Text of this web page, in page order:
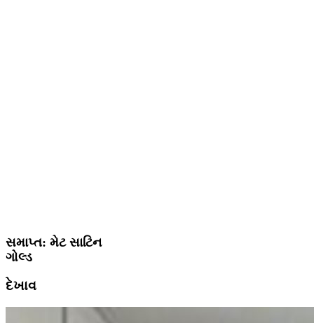
સમાપ્ત: મેટ સાટિન
ગોલ્ડ
દેખાવ